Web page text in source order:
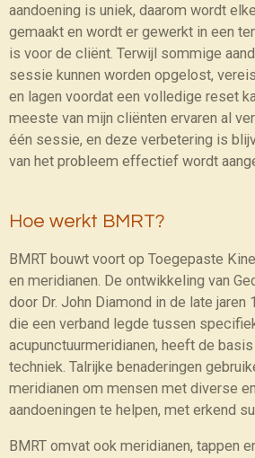
aandoening is uniek, daarom wordt
gemaakt en wordt er gewerkt in een
is voor de cliënt. Terwijl sommige
sessie kunnen worden opgelost,
en lagen voordat een volledige reset
meeste van mijn cliënten ervaren al
één sessie, en deze verbetering is
van het probleem effectief wordt
Hoe werkt BMRT?
BMRT bouwt voort op Toegepaste
en meridianen. De ontwikkeling van
door Dr. John Diamond in de late jaren
die een verband legde tussen
acupunctuurmeridianen, heeft de
techniek. Talrijke benaderingen
meridianen om mensen met diverse
aandoeningen te helpen, met erkend
BMRT omvat ook meridianen, tappen